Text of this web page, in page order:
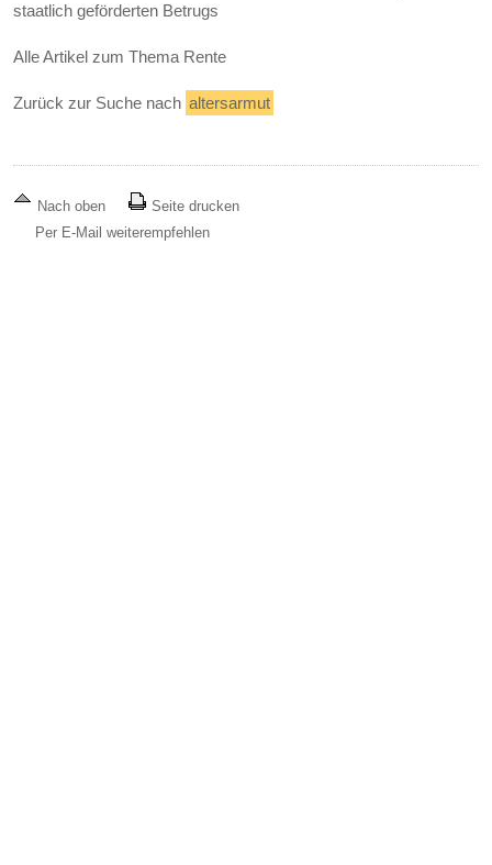
staatlich geförderten Betrugs
Alle Artikel zum Thema Rente
Zurück zur Suche nach altersarmut
Nach oben
Seite drucken
Per E-Mail weiterempfehlen